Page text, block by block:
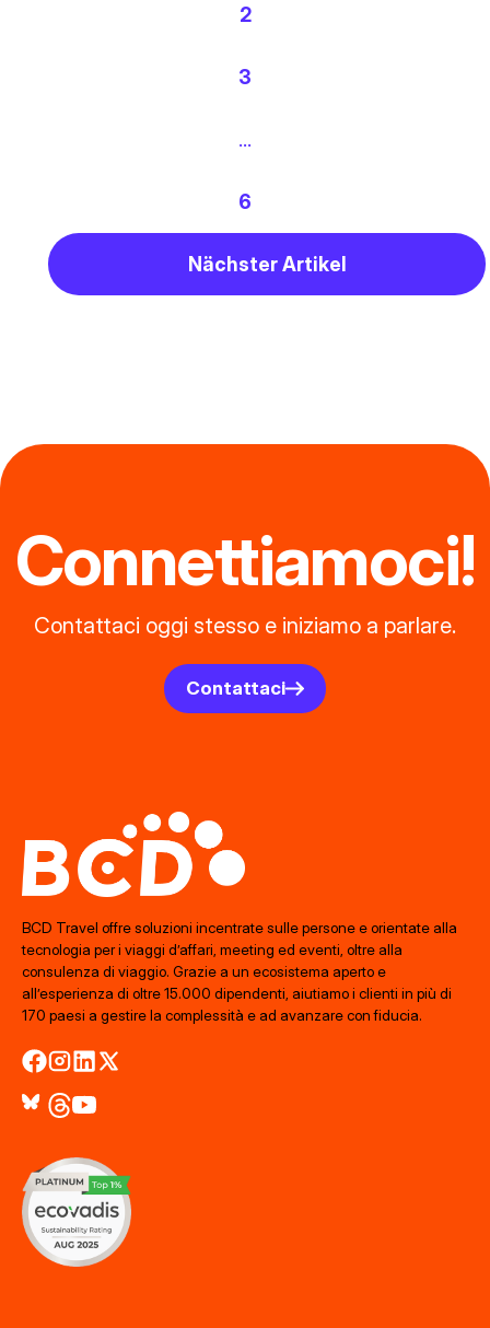
2
3
…
6
Nächster Artikel
Connettiamoci!
Contattaci oggi stesso e iniziamo a parlare.
Contattaci
BCD Travel offre soluzioni incentrate sulle persone e orientate alla
tecnologia per i viaggi d’affari, meeting ed eventi, oltre alla
consulenza di viaggio. Grazie a un ecosistema aperto e
all’esperienza di oltre 15.000 dipendenti, aiutiamo i clienti in più di
170 paesi a gestire la complessità e ad avanzare con fiducia.